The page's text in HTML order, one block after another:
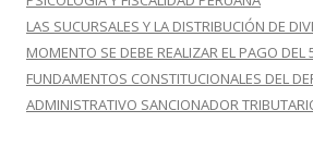
LAS SUCURSALES Y LA DISTRIBUCIÓN DE
MOMENTO SE DEBE REALIZAR EL PAGO DEL
FUNDAMENTOS CONSTITUCIONALES DEL
ADMINISTRATIVO SANCIONADOR